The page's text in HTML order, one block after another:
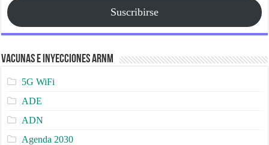
Suscribirse
Vacunas e Inyecciones ARNm
5G WiFi
ADE
ADN
Agenda 2030